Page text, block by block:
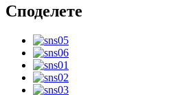
Споделете